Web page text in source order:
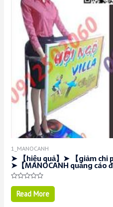
1_MANOCANH
➤ 【hiệu quả】➤ 【giảm chi
➤【MANOCANH quảng cáo
Rated
out
of
Read More